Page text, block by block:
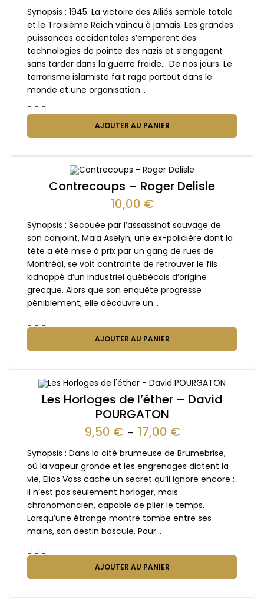
Synopsis : 1945. La victoire des Alliés semble totale
et le Troisième Reich vaincu à jamais. Les grandes
puissances occidentales s’emparent des
technologies de pointe des nazis et s’engagent
sans tarder dans la guerre froide… De nos jours. Le
terrorisme islamiste fait rage partout dans le
monde et une organisation…
AJOUTER AU PANIER
Contrecoups – Roger Delisle
10,00 €
Synopsis : Secouée par l’assassinat sauvage de
son conjoint, Maïa Aselyn, une ex-policière dont la
tête a été mise à prix par un gang de rues de
Montréal, se voit contrainte de retrouver le fils
kidnappé d’un industriel québécois d’origine
grecque. Alors que son enquête progresse
péniblement, elle découvre un…
AJOUTER AU PANIER
Les Horloges de l’éther – David
POURGATON
9,50 € – 17,00 €
Synopsis : Dans la cité brumeuse de Brumebrise,
où la vapeur gronde et les engrenages dictent la
vie, Elias Voss cache un secret qu’il ignore encore :
il n’est pas seulement horloger, mais
chronomancien, capable de plier le temps.
Lorsqu’une étrange montre tombe entre ses
mains, son destin bascule. Pour…
AJOUTER AU PANIER